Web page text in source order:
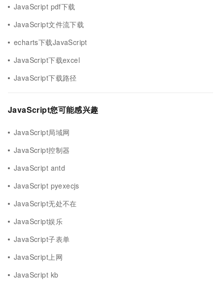
JavaScript pdf下载
JavaScript文件流下载
echarts下载JavaScript
JavaScript下载excel
JavaScript下载路径
JavaScript您可能感兴趣
JavaScript局域网
JavaScript控制器
JavaScript antd
JavaScript pyexecjs
JavaScript无处不在
JavaScript娱乐
JavaScript子表单
JavaScript上网
JavaScript kb